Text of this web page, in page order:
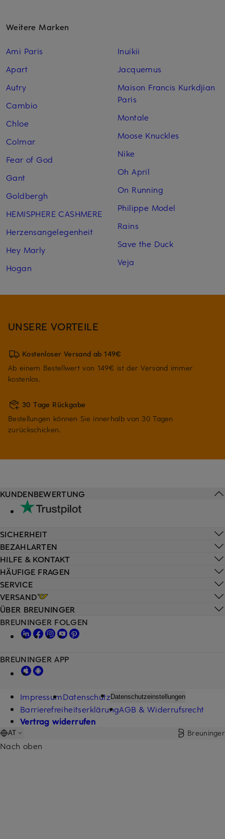
Weitere Marken
Ami Paris
Apart
Autry
Cambio
Chloe
Colmar
Fear of God
Gant
Goldbergh
HEMISPHERE CASHMERE
Herzensangelegenheit
Hey Marly
Hogan
Inuikii
Jacquemus
Maison Francis Kurkdjian
Paris
Montale
Moose Knuckles
Nike
Oh April
On Running
Philippe Model
Rains
Save the Duck
Veja
UNSERE VORTEILE
Kostenloser Versand ab 149€
Ab einem Bestellwert von 149€ ist der Versand immer
kostenlos.
30 Tage Rückgabe
Bestellungen können Sie innerhalb von 30 Tagen
zurückschicken.
HILFE & KONTAKT
HÄUFIGE FRAGEN
SERVICE
VERSAND
KUNDENBEWERTUNG
SICHERHEIT
BEZAHLARTEN
ÜBER BREUNINGER
BREUNINGER FOLGEN
BREUNINGER APP
ImpressumDatenschutz Datenschutzeinstellungen
BarrierefreiheitserklärungAGB & Widerrufsrecht
Vertrag widerrufen
AT Breuninger
Nach oben